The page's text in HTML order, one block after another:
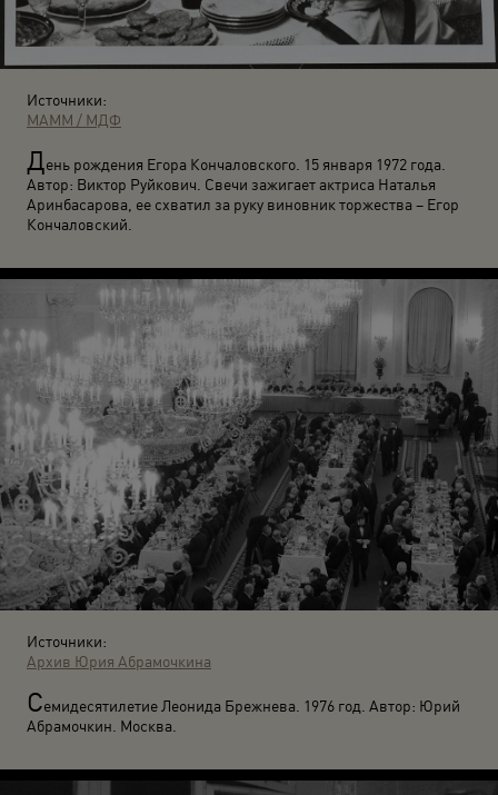
Источники:
МАММ / МДФ
День рождения Егора Кончаловского. 15 января 1972 года.
Автор: Виктор Руйкович. Свечи зажигает актриса Наталья
Аринбасарова, ее схватил за руку виновник торжества – Егор
Кончаловский.
Источники:
Архив Юрия Абрамочкина
Семидесятилетие Леонида Брежнева. 1976 год. Автор: Юрий
Абрамочкин. Москва.